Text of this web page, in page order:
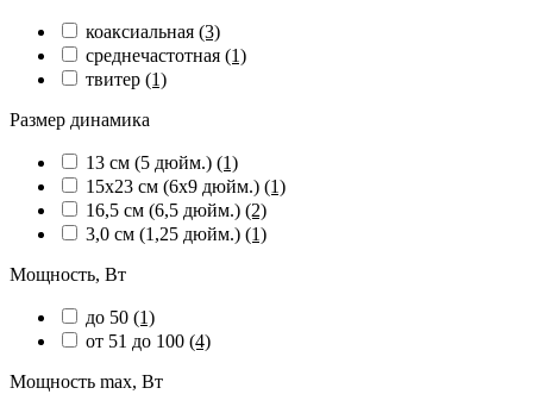
коаксиальная (3)
среднечастотная (1)
твитер (1)
Размер динамика
13 см (5 дюйм.) (1)
15х23 см (6х9 дюйм.) (1)
16,5 см (6,5 дюйм.) (2)
3,0 см (1,25 дюйм.) (1)
Мощность, Вт
до 50 (1)
от 51 до 100 (4)
Мощность max, Вт